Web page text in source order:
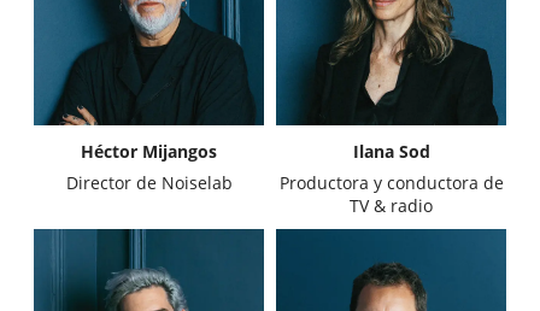
Héctor Mijangos
Director de Noiselab
Ilana Sod
Productora y conductora de
TV & radio